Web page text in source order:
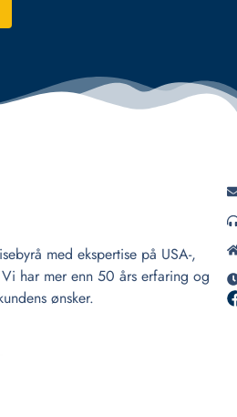
med ekspertise på USA-,
har mer enn 50 års erfaring og
ønsker.